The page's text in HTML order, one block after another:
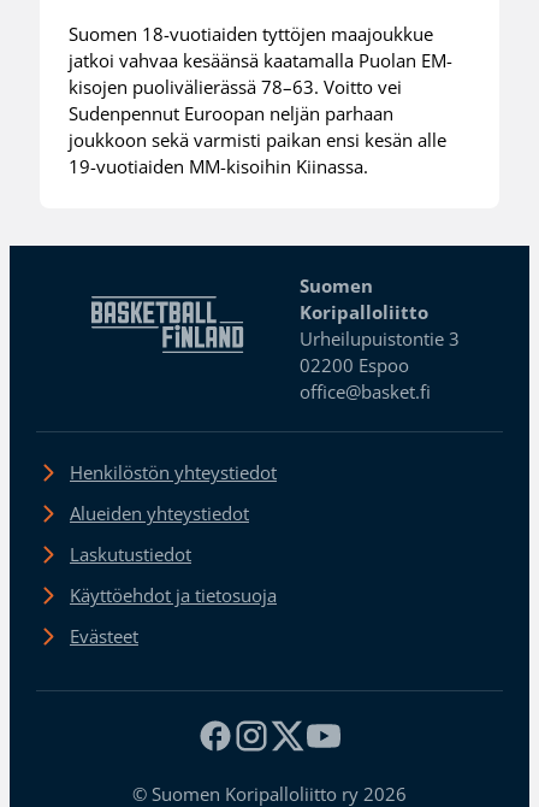
Suomen 18-vuotiaiden tyttöjen maajoukkue
jatkoi vahvaa kesäänsä kaatamalla Puolan EM-
kisojen puolivälierässä 78–63. Voitto vei
Sudenpennut Euroopan neljän parhaan
joukkoon sekä varmisti paikan ensi kesän alle
19-vuotiaiden MM-kisoihin Kiinassa.
Suomen
Koripalloliitto
Urheilupuistontie 3
02200 Espoo
office@basket.fi
Henkilöstön yhteystiedot
Alueiden yhteystiedot
Laskutustiedot
Käyttöehdot ja tietosuoja
Evästeet
© Suomen Koripalloliitto ry 2026